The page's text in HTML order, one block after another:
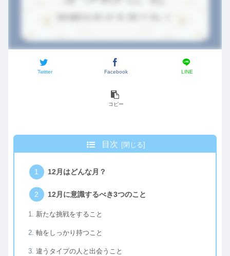
Twitter Facebook LINE
コピー
目次
12月はどんな月？
12月に意識するべき3つのこと
新たな挑戦をすること
軸をしっかり持つこと
違うタイプの人と出会うこと